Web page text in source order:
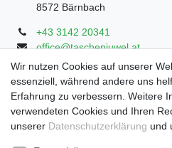
8572 Bärnbach
+43 3142 20341
office@taschenjuwel.at
Montag - Freitag: 08:30 - 18:00
Samstag: 8:30 - 17 Uhr
Wir nutzen Cookies auf unserer
essenziell, während andere uns
Erfahrung zu verbessern. Weitere
verwendeten Cookies und Ihren
unserer Daten­schutz­erklärung und